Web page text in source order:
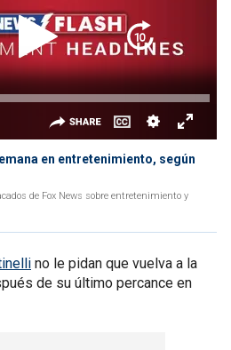
en entretenimiento, según
de Fox News sobre entretenimiento y
no le pidan que vuelva a la
de su último percance en